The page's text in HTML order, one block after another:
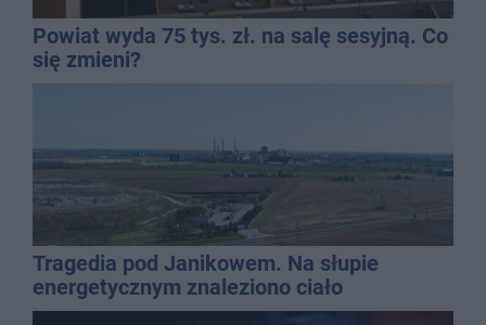
Powiat wyda 75 tys. zł. na salę sesyjną. Co
się zmieni?
Tragedia pod Janikowem. Na słupie
energetycznym znaleziono ciało
mężczyzny